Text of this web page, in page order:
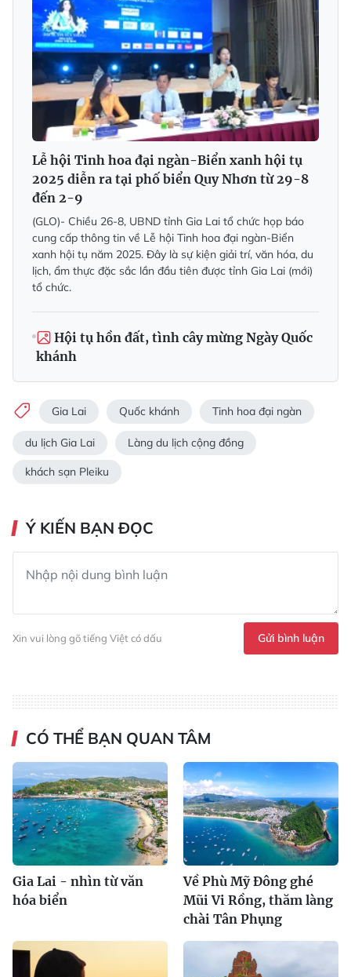
Lễ hội Tinh hoa đại ngàn-Biển xanh hội tụ
2025 diễn ra tại phố biển Quy Nhơn từ 29-8
đến 2-9
(GLO)- Chiều 26-8, UBND tỉnh Gia Lai tổ chức họp báo
cung cấp thông tin về Lễ hội Tinh hoa đại ngàn-Biển
xanh hội tụ năm 2025. Đây là sự kiện giải trí, văn hóa, du
lịch, ẩm thực đặc sắc lần đầu tiên được tỉnh Gia Lai (mới)
tổ chức.
Hội tụ hồn đất, tình cây mừng Ngày Quốc
khánh
Gia Lai Quốc khánh Tinh hoa đại ngàn
du lịch Gia Lai Làng du lịch cộng đồng
khách sạn Pleiku
Ý KIẾN BẠN ĐỌC
Xin vui lòng gõ tiếng Việt có dấu Gửi bình luận
CÓ THỂ BẠN QUAN TÂM
Gia Lai - nhìn từ văn
hóa biển
Về Phù Mỹ Đông ghé
Mũi Vi Rồng, thăm làng
chài Tân Phụng